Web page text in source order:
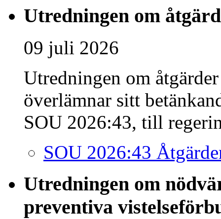
Utredningen om
09 juli 2026
Utredningen om
överlämnar sitt
SOU 2026:43, till
SOU 2026:43
Utredningen om
preventiva